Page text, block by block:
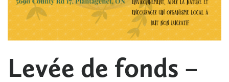
Levée de fonds –